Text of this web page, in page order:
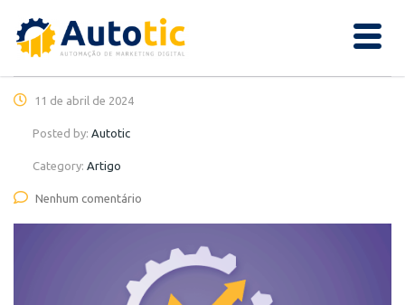
11 de abril de 2024
Posted by: Autotic
Category: Artigo
Nenhum comentário